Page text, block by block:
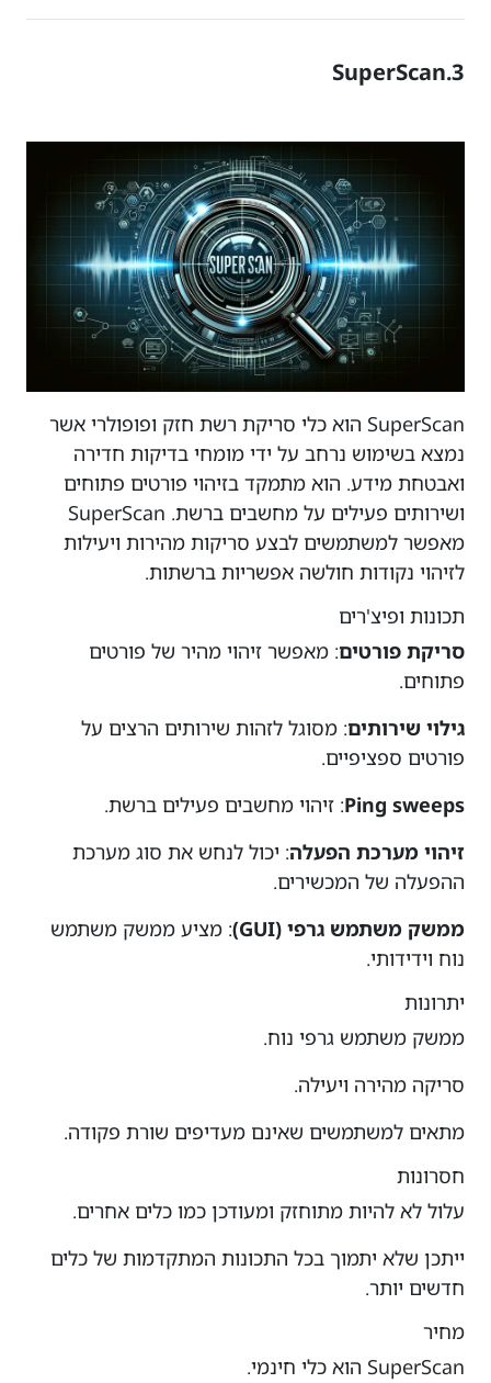
3.SuperScan
SuperScan הוא כלי סריקת רשת חזק ופופולרי אשר
נמצא בשימוש נרחב על ידי מומחי בדיקות חדירה
ואבטחת מידע. הוא מתמקד בזיהוי פורטים פתוחים
ושירותים פעילים על מחשבים ברשת. SuperScan
מאפשר למשתמשים לבצע סריקות מהירות ויעילות
לזיהוי נקודות חולשה אפשריות ברשתות.
תכונות ופיצ'רים
סריקת פורטים: מאפשר זיהוי מהיר של פורטים
פתוחים.
גילוי שירותים: מסוגל לזהות שירותים הרצים על
פורטים ספציפיים.
Ping sweeps: זיהוי מחשבים פעילים ברשת.
זיהוי מערכת הפעלה: יכול לנחש את סוג מערכת
ההפעלה של המכשירים.
ממשק משתמש גרפי (GUI)
: מציע ממשק משתמש
נוח וידידותי.
יתרונות
ממשק משתמש גרפי נוח.
סריקה מהירה ויעילה.
מתאים למשתמשים שאינם מעדיפים שורת פקודה.
חסרונות
עלול לא להיות מתוחזק ומעודכן כמו כלים אחרים.
ייתכן שלא יתמוך בכל התכונות המתקדמות של כלים
חדשים יותר.
מחיר
SuperScan הוא כלי חינמי.